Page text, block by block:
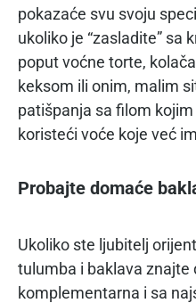
pokazaće svu svoju
ukoliko je “zasladite” sa
poput voćne torte,
keksom ili onim, malim
patišpanja sa filom
koristeći voće koje već
Probajte domaće
Ukoliko ste ljubitelj
tulumba i baklava znajte
komplementarna i sa